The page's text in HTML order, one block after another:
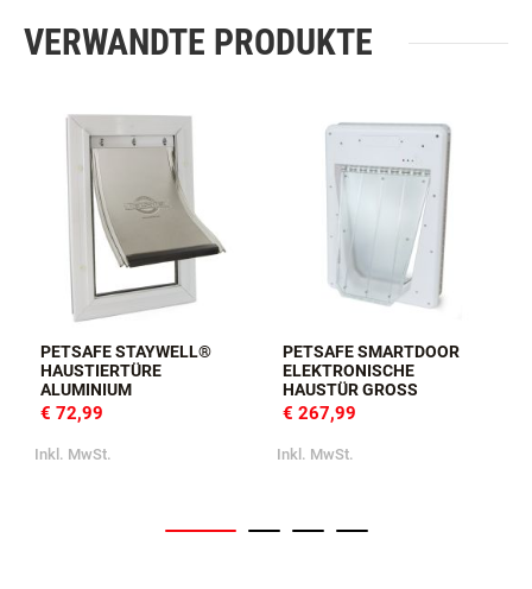
VERWANDTE PRODUKTE
PETSAFE STAYWELL®
HAUSTIERTÜRE
ALUMINIUM
€ 72,99
Inkl. MwSt.
PETSAFE SMARTDOOR
ELEKTRONISCHE
HAUSTÜR GROSS
€ 267,99
Inkl. MwSt.